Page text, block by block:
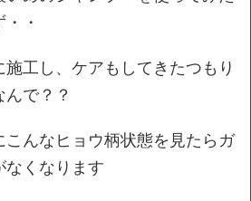
・
工し、ケアもしてきたつもり
で？？
んなヒョウ柄状態を見たらガ
なくなります